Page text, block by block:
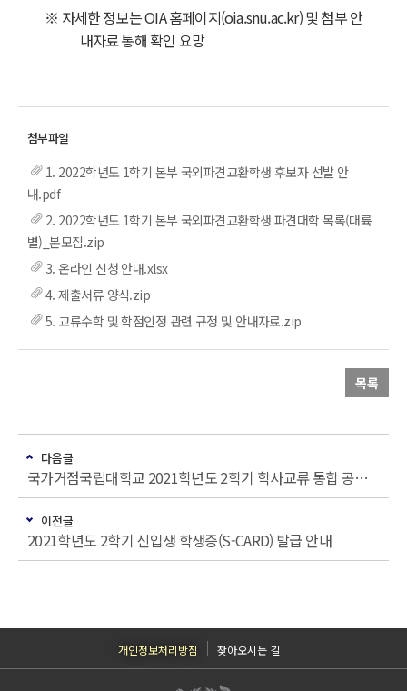
※ 자세한 정보는 OIA 홈페이지(oia.snu.ac.kr) 및 첨부 안
내자료 통해 확인 요망
1. 2022학년도 1학기 본부 국외파견교환학생 후보자 선발 안
내.pdf
2. 2022학년도 1학기 본부 국외파견교환학생 파견대학 목록(대륙
별)_본모집.zip
3. 온라인 신청 안내.xlsx
4. 제출서류 양식.zip
5. 교류수학 및 학점인정 관련 규정 및 안내자료.zip
목록
다음글
국가거점국립대학교 2021학년도 2학기 학사교류 통합 공고 안내
이전글
2021학년도 2학기 신입생 학생증(S-CARD) 발급 안내
개인정보처리방침 찾아오시는 길